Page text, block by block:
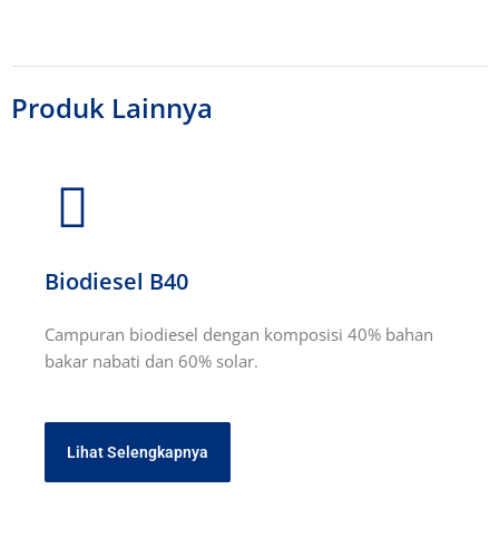
Produk Lainnya
Biodiesel B40
Campuran biodiesel dengan komposisi 40% bahan
bakar nabati dan 60% solar.
Lihat Selengkapnya